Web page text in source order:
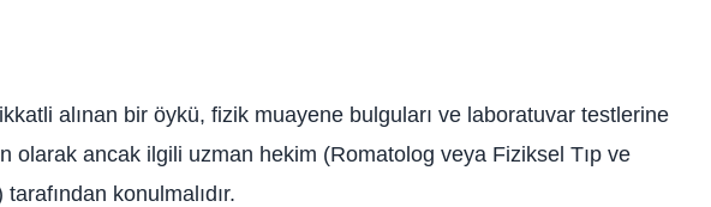
alınan bir öykü, fizik muayene bulguları ve laboratuvar testlerine
olarak ancak ilgili uzman hekim (Romatolog veya Fiziksel Tıp ve
konulmalıdır.